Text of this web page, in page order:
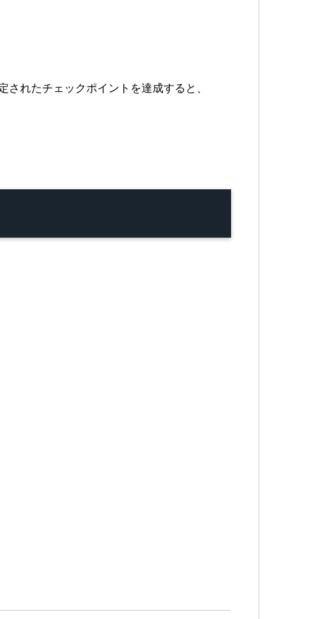
れたチェックポイントを達成すると、